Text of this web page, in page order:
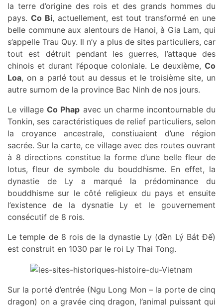
la terre d’origine des rois et des grands hommes du
pays. Co Bi, actuellement, est tout transformé en une
belle commune aux alentours de Hanoi, à Gia Lam, qui
s’appelle Trau Quy. Il n’y a plus de sites particuliers, car
tout est détruit pendant les guerres, l’attaque des
chinois et durant l’époque coloniale. Le deuxième, Co
Loa, on a parlé tout au dessus et le troisième site, un
autre surnom de la province Bac Ninh de nos jours.
Le villageCo Phap avec un charme incontournable du
Tonkin, ses caractéristiques de relief particuliers, selon
la croyance ancestrale, constiuaient d’une région
sacrée. Sur la carte, ce village avec des routes ouvrant
à 8 directions constitue la forme d’une belle fleur de
lotus, fleur de symbole du bouddhisme. En effet, la
dynastie de Ly a marqué la prédominance du
bouddhisme sur le côté religieux du pays et ensuite
l’existence de la dysnatie Ly et le gouvernement
consécutif de 8 rois.
Le temple de 8 rois de la dynastie Ly (đền Lý Bát Đế)
est construit en 1030 par le roi Ly Thai Tong.
Sur la porté d’entrée (Ngu Long Mon – la porte de cinq
dragon) on a gravée cinq dragon, l’animal puissant qui